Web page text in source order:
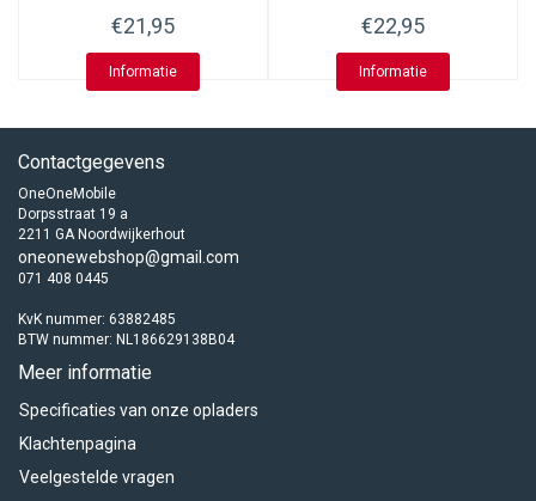
€21,95
Informatie
€22,95
Informatie
Contactgegevens
OneOneMobile
Dorpsstraat 19 a
2211 GA Noordwijkerhout
oneonewebshop@gmail.com
071 408 0445
KvK nummer: 63882485
BTW nummer: NL186629138B04
Meer informatie
Specificaties van onze opladers
Klachtenpagina
Veelgestelde vragen